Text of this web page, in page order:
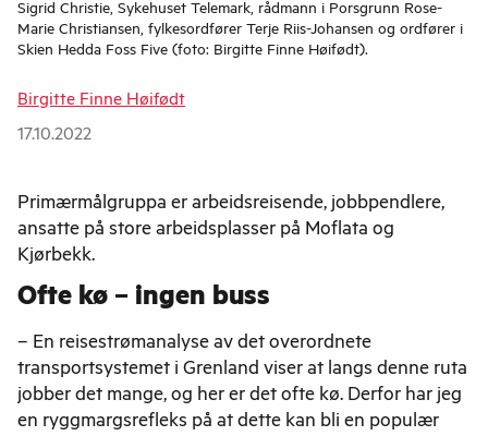
Sigrid Christie, Sykehuset Telemark, rådmann i Porsgrunn Rose-
Marie Christiansen, fylkesordfører Terje Riis-Johansen og ordfører i
Skien Hedda Foss Five (foto: Birgitte Finne Høifødt).
Birgitte Finne Høifødt
17.10.2022
Primærmålgruppa er arbeidsreisende, jobbpendlere,
ansatte på store arbeidsplasser på Moflata og
Kjørbekk.
Ofte kø – ingen buss
– En reisestrømanalyse av det overordnete
transportsystemet i Grenland viser at langs denne ruta
jobber det mange, og her er det ofte kø. Derfor har jeg
en ryggmargsrefleks på at dette kan bli en populær